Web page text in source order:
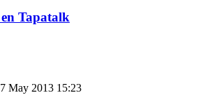
Tapatalk
May 2013 15:23